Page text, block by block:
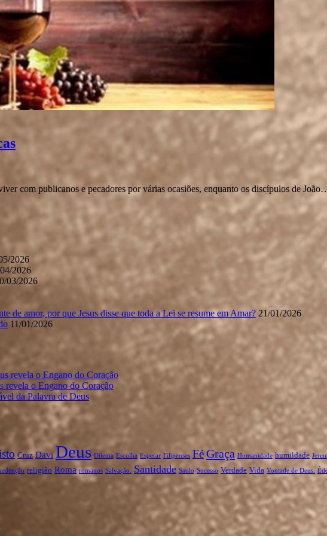
com publicanos e pecadores por várias ocasiões, enquanto os discípulos de
2026
2026
03/2026
de amor, por que Jesus disse que toda a Lei se resume em Amar? 21/01/2026
11/01/2026
revela o Engano do Coração
revela o Engano do Coração
da Palavra de Deus
Cruz Davi Deus Dilema Escolha Esperar Filipenses FéGraça Humanidade humildade
redenção religião Roma romanos Salvação. Santidade Saulo Sucesso Verdade Vida Vontade de Deus.